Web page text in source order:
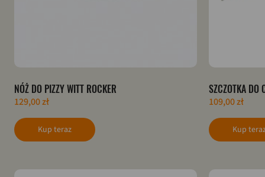
NÓŻ DO PIZZY WITT ROCKER
129,00 zł
Kup teraz
SZCZOTKA DO
109,00 zł
Kup